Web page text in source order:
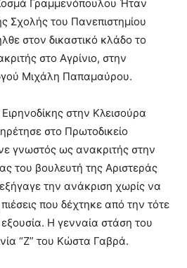
Γραμμενόπουλου Ήταν
Σχολής του Πανεπιστημίου
στον δικαστικό κλάδο το
στο Αγρίνιο, στην
Μιχάλη Παπαμαύρου.
στην Κλεισούρα
στο Πρωτοδικείο
γνωστός ως ανακριτής στην
του βουλευτή της Αριστεράς
την ανάκριση χωρίς να
που δέχτηκε από την τότε
εξουσία. Η γενναία στάση του
“Ζ” του Κώστα Γαβρά.